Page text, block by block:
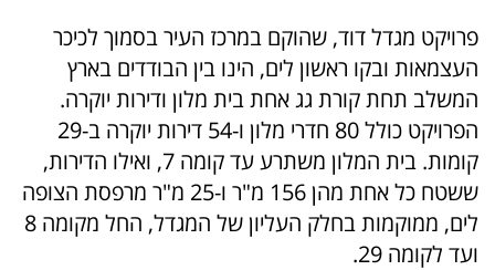
פרויקט מגדל דוד, שהוקם במרכז העיר בסמוך לכיכר
העצמאות ובקו ראשון לים, הינו בין הבודדים בארץ
המשלב תחת קורת גג אחת בית מלון ודירות יוקרה.
הפרויקט כולל 80 חדרי מלון ו-54 דירות יוקרה ב-29
קומות. בית המלון משתרע עד קומה 7, ואילו הדירות,
ששטח כל אחת מהן 156 מ"ר ו-25 מ"ר מרפסת הצופה
לים, ממוקמות בחלק העליון של המגדל, החל מקומה 8
ועד לקומה 29.